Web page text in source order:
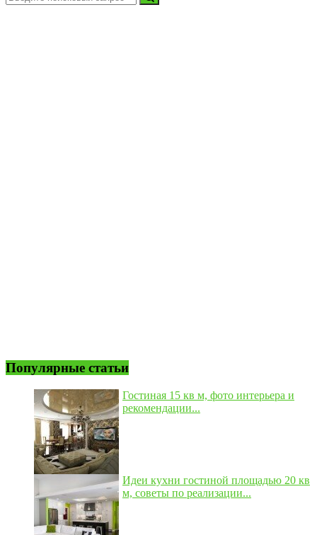
Популярные статьи
Гостиная 15 кв м, фото интерьера и
рекомендации...
Идеи кухни гостиной площадью 20 кв
м, советы по реализации...